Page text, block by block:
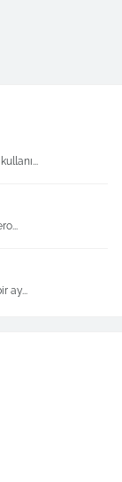
ay...